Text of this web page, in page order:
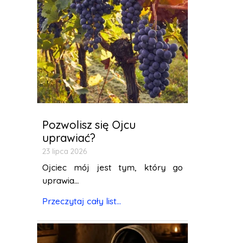
Pozwolisz się Ojcu
uprawiać?
23 lipca 2026
Ojciec mój jest tym, który go
uprawia...
Przeczytaj cały list...